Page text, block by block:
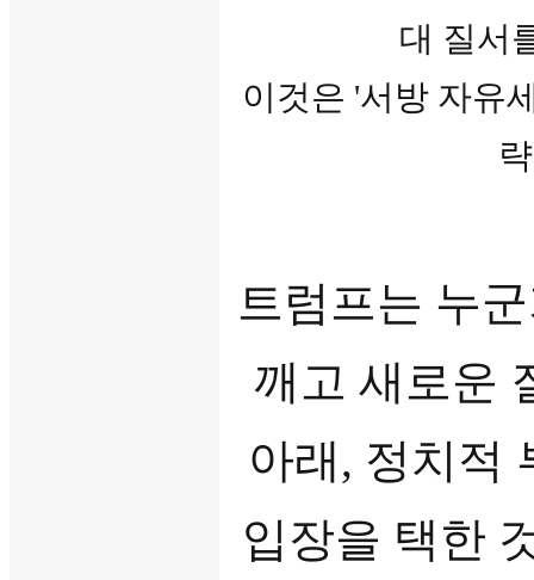
대 질서
이것은 '서방 자유
트럼프는 누
깨고 새로운
아래, 정치적
입장을 택한